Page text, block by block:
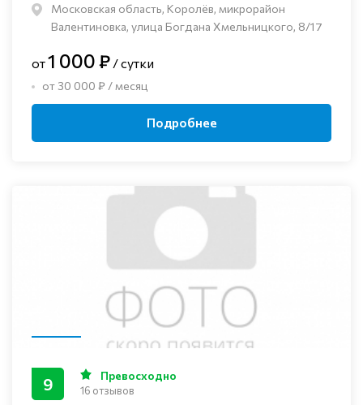
Московская область, Королёв, микрорайон
Валентиновка, улица Богдана Хмельницкого, 8/17
от1 000 ₽ / сутки
от 30 000 ₽ / месяц
Подробнее
9 Превосходно
16 отзывов